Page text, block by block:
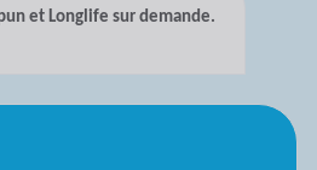
et Longlife sur demande.